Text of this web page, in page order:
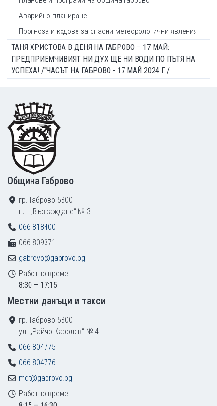
Аварийно планиране
Прогноза и кодове за опасни метеорологични явления
ТАНЯ ХРИСТОВА В ДЕНЯ НА ГАБРОВО – 17 МАЙ:
ПРЕДПРИЕМЧИВИЯТ НИ ДУХ ЩЕ НИ ВОДИ ПО ПЪТЯ НА
УСПЕХА! /"ЧАСЪТ НА ГАБРОВО - 17 МАЙ 2024 Г./
Footer
Община Габрово
гр. Габрово 5300
пл. „Възраждане“ № 3
066 818400
066 809371
gabrovo@gabrovo.bg
Работно време
8:30 – 17:15
Местни данъци и такси
гр. Габрово 5300
ул. „Райчо Каролев“ № 4
066 804775
066 804776
mdt@gabrovo.bg
Работно време